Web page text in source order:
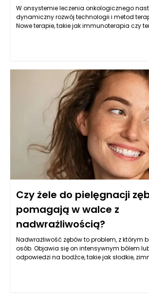
W onsystemie leczenia onkologicznego
dynamiczny rozwój technologii i metod
Nowe terapie, takie jak immunoterapia czy
mogą przyczynić się do ograniczenia
modyfikacji genetycznych komórek
efekcie może zmniejszać potrzebę
terapii, takich jak chemioterapia. Decyzje
kontekście onkologii w Warszawie często
możliwości podejścia do leczenia, które są
i zindywidualizowane. Dzięki temu leczenie
Warszawie staje się bardziej skuteczne, a
obciążające dla pacjentów. Rozwój wiedzy
podejścia są kluczowe w walce z
osiągać lepsze wyniki terapeutyczne przy
skutkach ubocznych.
Czy żele do pielęgnacji
pomagają w walce z
nadwrażliwością?
Nadwrażliwość zębów to problem, z którym
osób. Objawia się on intensywnym bólem
odpowiedzi na bodźce, takie jak słodkie,